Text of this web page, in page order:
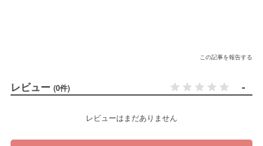
この記事を報告する
レビュー (0件) -
レビューはまだありません